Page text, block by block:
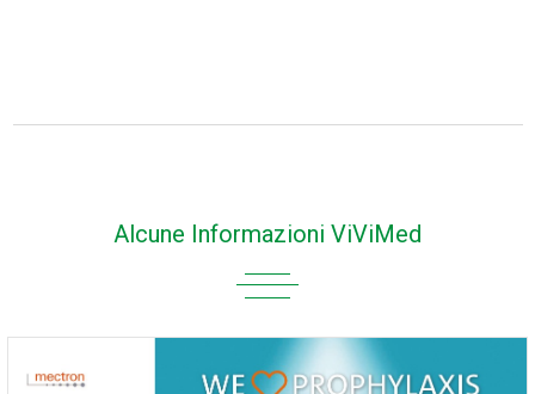
Alcune Informazioni ViViMed